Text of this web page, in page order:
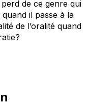
de ce genre qui
il passe à la
de l’oralité quand